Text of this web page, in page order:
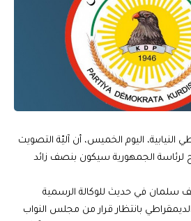
النيابية، اليوم الخميس، أن آليّة التصويت
لرئاسة الجمهورية سيكون بنصف زائد
سلمان في حديث للوكالة الرسمية
بانتظار قرار من مجلس النواب